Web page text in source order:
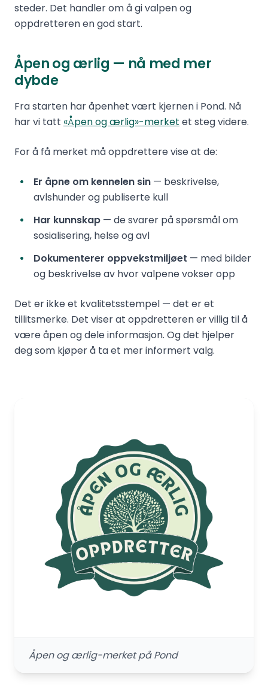
steder. Det handler om å gi valpen og
oppdretteren en god start.
Åpen og ærlig — nå med mer
dybde
Fra starten har åpenhet vært kjernen i Pond. Nå
har vi tatt «Åpen og ærlig»-merket et steg videre.
For å få merket må oppdrettere vise at de:
Er åpne om kennelen sin — beskrivelse,
avlshunder og publiserte kull
Har kunnskap — de svarer på spørsmål om
sosialisering, helse og avl
Dokumenterer oppvekstmiljøet — med bilder
og beskrivelse av hvor valpene vokser opp
Det er ikke et kvalitetsstempel — det er et
tillitsmerke. Det viser at oppdretteren er villig til å
være åpen og dele informasjon. Og det hjelper
deg som kjøper å ta et mer informert valg.
Åpen og ærlig-merket på Pond